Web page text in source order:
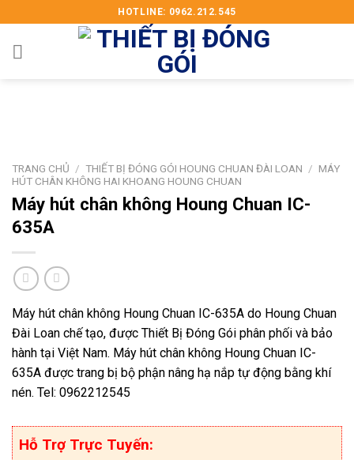
to
content
HOTLINE: 0962.212.545
TRANG CHỦ / THIẾT BỊ ĐÓNG GÓI HOUNG CHUAN ĐÀI LOAN / MÁY
HÚT CHÂN KHÔNG HAI KHOANG HOUNG CHUAN
Máy hút chân không Houng Chuan IC-
635A
Máy hút chân không Houng Chuan IC-635A do Houng Chuan
Đài Loan chế tạo, được Thiết Bị Đóng Gói phân phối và bảo
hành tại Việt Nam. Máy hút chân không Houng Chuan IC-
635A được trang bị bộ phận nâng hạ nắp tự động bằng khí
nén. Tel: 0962212545
Hỗ Trợ Trực Tuyến: